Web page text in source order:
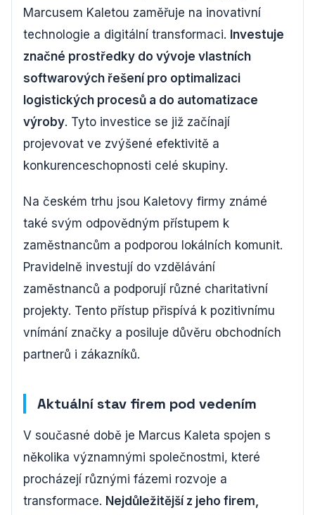
Marcusem Kaletou zaměřuje na inovativní
technologie a digitální transformaci. Investuje
značné prostředky do vývoje vlastních
softwarových řešení pro optimalizaci
logistických procesů a do automatizace
výroby. Tyto investice se již začínají
projevovat ve zvýšené efektivitě a
konkurenceschopnosti celé skupiny.
Na českém trhu jsou Kaletovy firmy známé
také svým odpovědným přístupem k
zaměstnancům a podporou lokálních komunit.
Pravidelně investují do vzdělávání
zaměstnanců a podporují různé charitativní
projekty. Tento přístup přispívá k pozitivnímu
vnímání značky a posiluje důvěru obchodních
partnerů i zákazníků.
Aktuální stav firem pod vedením
V současné době je Marcus Kaleta spojen s
několika významnými společnostmi, které
procházejí různými fázemi rozvoje a
transformace. Nejdůležitější z jeho firem,